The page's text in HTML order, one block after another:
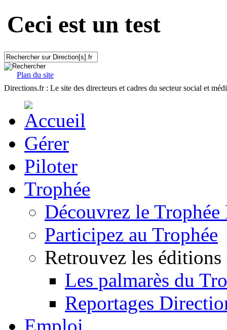
Ceci est un test
Plan du site
Directions.fr : Le site des directeurs et cadres du secteur social et
Gérer
Piloter
Trophée
Découvrez le
Participez au Trophée
Retrouvez les éditions
Les palmarès du
Reportages
Emploi